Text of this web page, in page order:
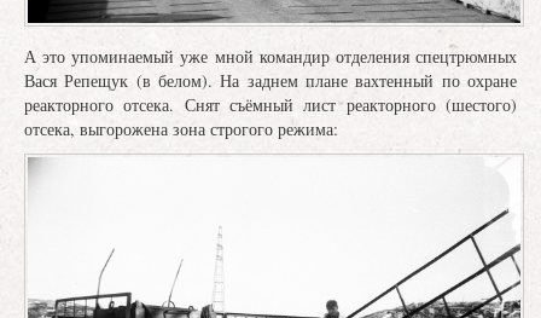
А это упоминаемый уже мной командир отделения спецтрюмных
Вася Репещук (в белом). На заднем плане вахтенный по охране
реакторного отсека. Снят съёмный лист реакторного (шестого)
отсека, выгорожена зона строгого режима: